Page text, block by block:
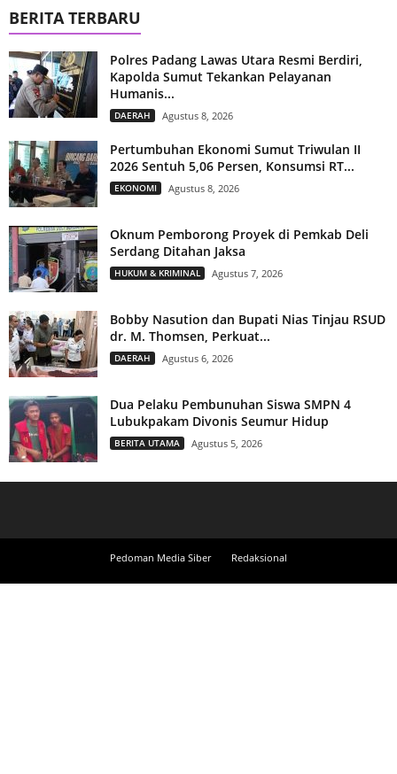
BERITA TERBARU
Polres Padang Lawas Utara Resmi Berdiri,
Kapolda Sumut Tekankan Pelayanan
Humanis...
DAERAH Agustus 8, 2026
Pertumbuhan Ekonomi Sumut Triwulan II
2026 Sentuh 5,06 Persen, Konsumsi RT...
EKONOMI Agustus 8, 2026
Oknum Pemborong Proyek di Pemkab Deli
Serdang Ditahan Jaksa
HUKUM & KRIMINAL Agustus 7, 2026
Bobby Nasution dan Bupati Nias Tinjau RSUD
dr. M. Thomsen, Perkuat...
DAERAH Agustus 6, 2026
Dua Pelaku Pembunuhan Siswa SMPN 4
Lubukpakam Divonis Seumur Hidup
BERITA UTAMA Agustus 5, 2026
Pedoman Media Siber Redaksional